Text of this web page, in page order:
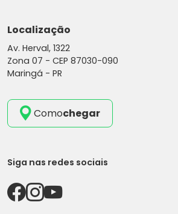
Localização
Av. Herval, 1322
Zona 07 - CEP 87030-090
Maringá - PR
Comochegar
Siga nas redes sociais